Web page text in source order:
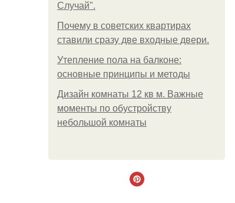
Случай".
Почему в советских квартирах
ставили сразу две входные двери.
Утепление пола на балконе:
основные принципы и методы
Дизайн комнаты 12 кв м. Важные
моменты по обустройству
небольшой комнаты